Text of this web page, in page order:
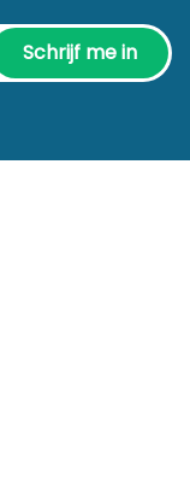
Schrijf me in